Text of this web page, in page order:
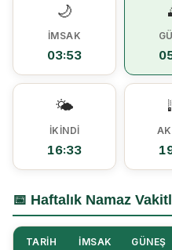
🌙
İMSAK
03:53
🌤️
İKINDI
16:33
📅 Haftalık Namaz
TARIH İMSAK GÜNEŞ